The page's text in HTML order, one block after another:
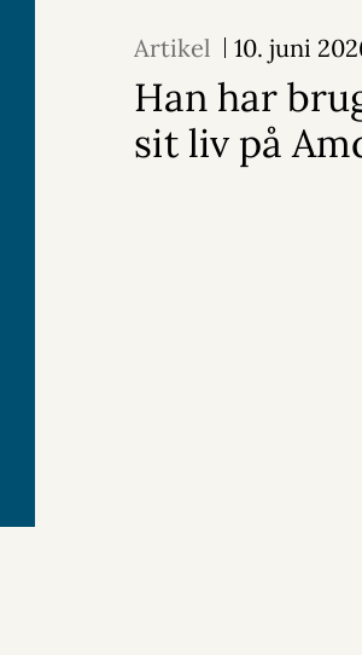
Artikel 10. juni
Han har
sit liv på